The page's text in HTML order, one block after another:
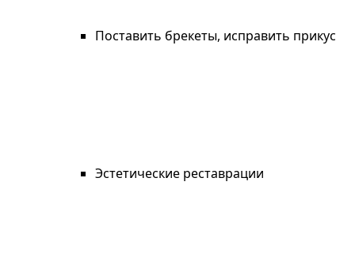
Поставить брекеты, исправить прикус
Эстетические реставрации